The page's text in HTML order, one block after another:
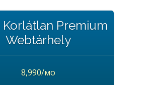
Korlátlan Premium
Webtárhely
8,990/мо